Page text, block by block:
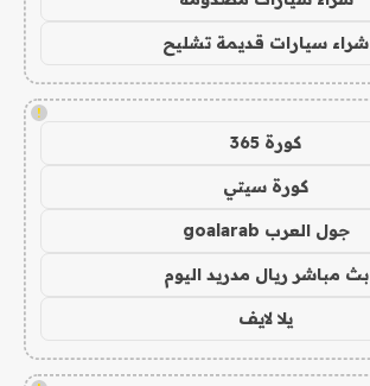
شراء سيارات قديمة تشليح
!
كورة 365
كورة سيتي
جول العرب goalarab
بث مباشر ريال مدريد اليوم
يلا لايف